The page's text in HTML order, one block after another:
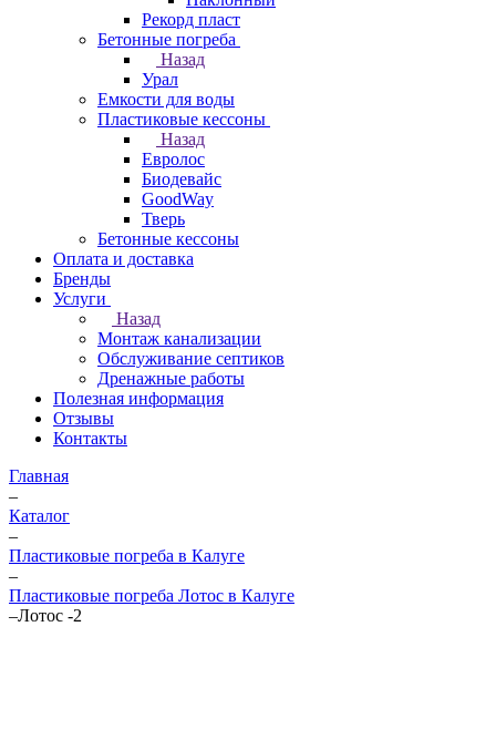
Рекорд пласт
Бетонные погреба
Назад
Урал
Емкости для воды
Пластиковые кессоны
Назад
Евролос
Биодевайс
GoodWay
Тверь
Бетонные кессоны
Оплата и доставка
Бренды
Услуги
Назад
Монтаж канализации
Обслуживание септиков
Дренажные работы
Полезная информация
Отзывы
Контакты
Главная
–
Каталог
–
Пластиковые погреба в Калуге
–
Пластиковые погреба Лотос в Калуге
–Лотос -2